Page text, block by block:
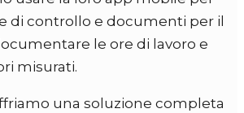
di controllo e documenti per il
le ore di lavoro e
misurati.
una soluzione completa